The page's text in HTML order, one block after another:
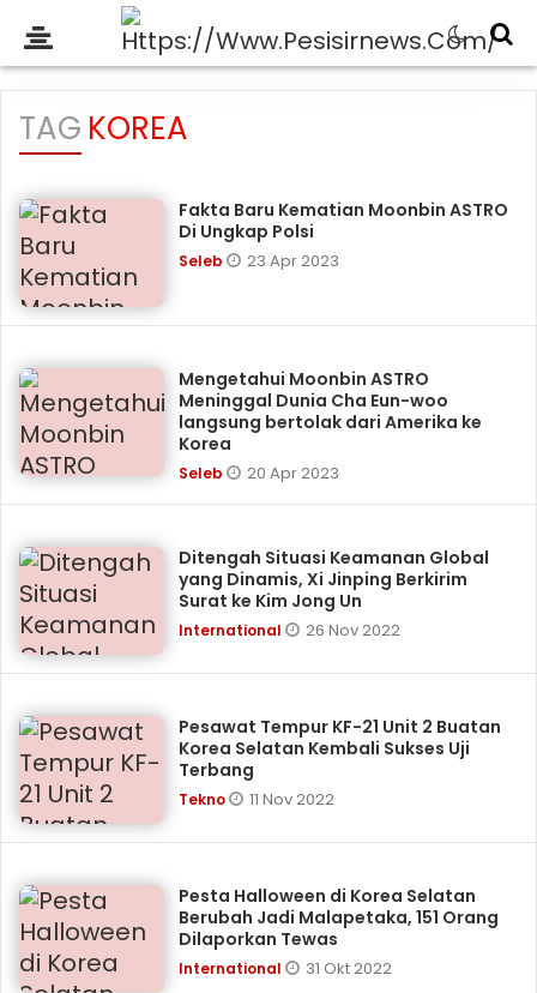
TAG KOREA
Fakta Baru Kematian Moonbin ASTRO
Di Ungkap Polsi
Seleb 23 Apr 2023
Mengetahui Moonbin ASTRO
Meninggal Dunia Cha Eun-woo
langsung bertolak dari Amerika ke
Korea
Seleb 20 Apr 2023
Ditengah Situasi Keamanan Global
yang Dinamis, Xi Jinping Berkirim
Surat ke Kim Jong Un
International 26 Nov 2022
Pesawat Tempur KF-21 Unit 2 Buatan
Korea Selatan Kembali Sukses Uji
Terbang
Tekno 11 Nov 2022
Pesta Halloween di Korea Selatan
Berubah Jadi Malapetaka, 151 Orang
Dilaporkan Tewas
International 31 Okt 2022